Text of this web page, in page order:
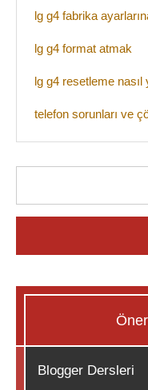
lg g4 fabrika
lg g4 format atmak
lg g4 resetleme nasıl
telefon sorunları ve
Blogger Dersleri